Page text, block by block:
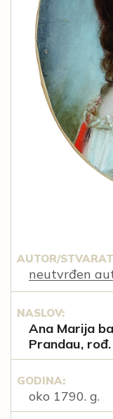
AUTOR/
neutvrđen
NASLOV:
Ana Marija
Prandau,
GODINA:
oko 1790. g.